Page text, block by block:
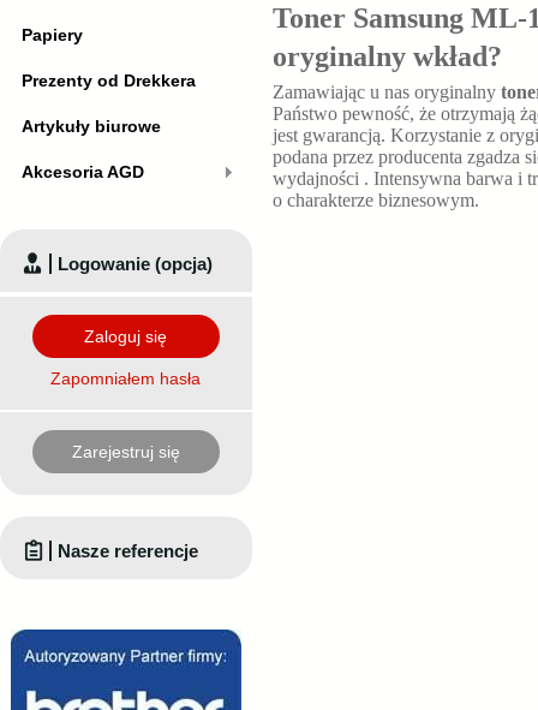
Toner Samsung ML-
oryginalny wkład?
Zamawiając u nas oryginalny
Państwo pewność, że otrzymają
jest gwarancją. Korzystanie z
podana przez producenta zgadza
wydajności . Intensywna barwa i
o charakterze biznesowym.
Papiery
Prezenty od Drekkera
Artykuły biurowe
Akcesoria AGD
Logowanie (opcja)
Zaloguj się
Zapomniałem hasła
Zarejestruj się
Nasze referencje